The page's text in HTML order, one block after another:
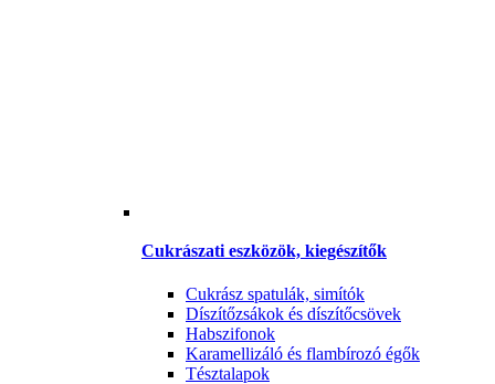
Cukrászati eszközök, kiegészítők
Cukrász spatulák, simítók
Díszítőzsákok és díszítőcsövek
Habszifonok
Karamellizáló és flambírozó égők
Tésztalapok